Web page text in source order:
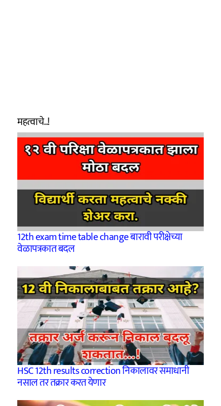
महत्वाचे..!
12th exam time table change बारावी परीक्षेच्या
वेळापत्रकात बदल
HSC 12th results correction निकालावर समाधानी
नसाल तर तक्रार करत येणार